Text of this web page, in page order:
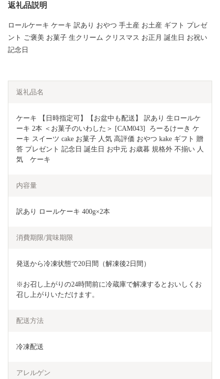
返礼品説明
ロールケーキ ケーキ 訳あり おやつ 手土産 お土産 ギフト プレゼ
ント ご褒美 お菓子 生クリーム クリスマス お正月 誕生日 お祝い
記念日
返礼品名
ケーキ 【日時指定可】【お盆中も配送】 訳あり 生ロールケ
ーキ 2本 ＜お菓子のいわした＞ [CAM043]  ろーるけーき ケ
ーキ スイーツ cake お菓子 人気 高評価 おやつ kake ギフト 贈
答 プレゼント 記念日 誕生日 お中元 お歳暮 規格外 不揃い 人
気　ケーキ
内容量
訳あり ロールケーキ 400g×2本
消費期限/賞味期限
発送から冷凍状態で20日間（解凍後2日間）
※お召し上がりの24時間前に冷蔵庫で解凍するとおいしくお
召し上がりいただけます。
配送方法
冷凍配送
アレルゲン